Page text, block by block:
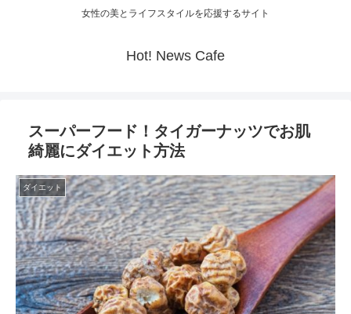
女性の美とライフスタイルを応援するサイト
Hot! News Cafe
スーパーフード！タイガーナッツでお肌
綺麗にダイエット方法
ダイエット